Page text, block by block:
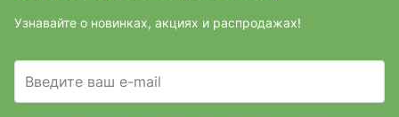
Узнавайте о новинках, акциях и распродажах!
Введите ваш e-mail